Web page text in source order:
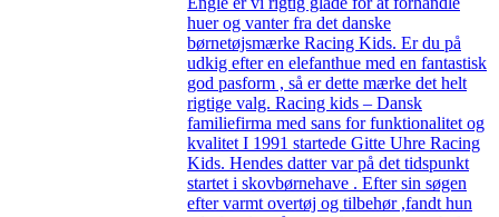
huer og vanter fra det danske
børnetøjsmærke Racing Kids. Er du på
udkig efter en elefanthue med en fantastisk
god pasform , så er dette mærke det helt
rigtige valg. Racing kids – Dansk
familiefirma med sans for funktionalitet og
kvalitet I 1991 startede Gitte Uhre Racing
Kids. Hendes datter var på det tidspunkt
startet i skovbørnehave . Efter sin søgen
efter varmt overtøj og tilbehør ,fandt hun